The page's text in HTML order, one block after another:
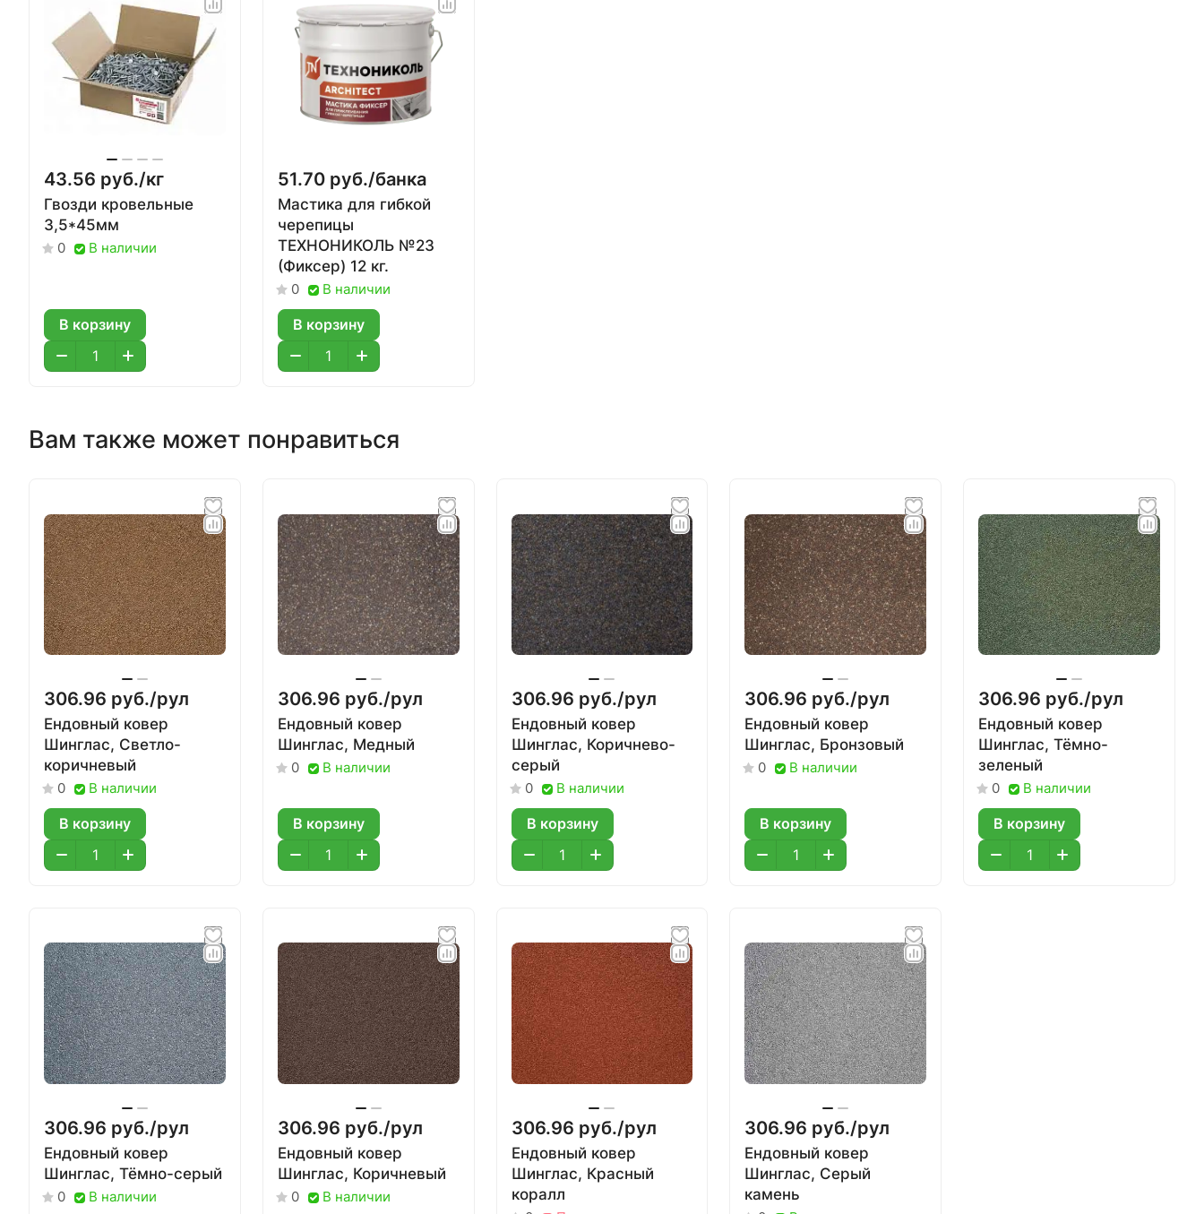
43.56 руб./кг
Гвозди кровельные
3,5*45мм
0 В наличии
В корзину
51.70 руб./банка
Мастика для гибкой
черепицы
ТЕХНОНИКОЛЬ №23
(Фиксер) 12 кг.
0 В наличии
В корзину
Вам также может понравиться
306.96 руб./рул
Ендовный ковер
Шинглас, Светло-
коричневый
0 В наличии
В корзину
306.96 руб./рул
Ендовный ковер
Шинглас, Медный
0 В наличии
В корзину
306.96 руб./рул
Ендовный ковер
Шинглас, Коричнево-
серый
0 В наличии
В корзину
306.96 руб./рул
Ендовный ковер
Шинглас, Бронзовый
0 В наличии
В корзину
306.96 руб./рул
Ендовный ковер
Шинглас, Тёмно-
зеленый
0 В наличии
В корзину
306.96 руб./рул
Ендовный ковер
Шинглас, Тёмно-серый
0 В наличии
306.96 руб./рул
Ендовный ковер
Шинглас, Коричневый
0 В наличии
306.96 руб./рул
Ендовный ковер
Шинглас, Красный
коралл
306.96 руб./рул
Ендовный ковер
Шинглас, Серый
камень